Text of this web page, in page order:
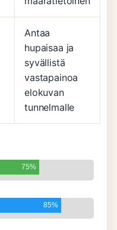
Antaa
hupaisaa ja
syvällistä
vastapainoa
elokuvan
tunnelmalle
75%
85%